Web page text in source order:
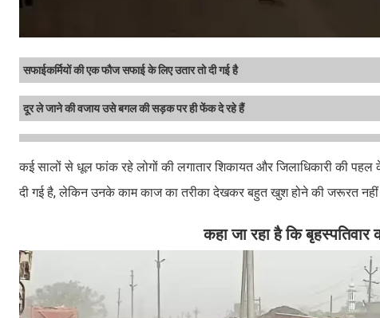
सफाईकर्मियों की एक फौज सफाई के लिए उतार तो दी गई है
दूर ले जाने की वजाय उसे बगल की सड़क पर ही फेंक दे रहे हैं
कई सालों से धूल फांक रहे लोगों की लगातार शिकायत और जिलाधिकारी की
दी गई है, लेकिन उनके काम काज का तरीका देखकर बहुत खुश होने की जरूरत नहीं
कहा जा रहा है कि